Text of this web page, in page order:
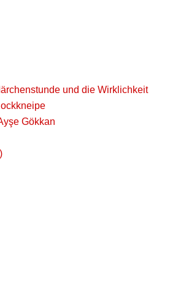
und die Wirklichkeit
Gökkan